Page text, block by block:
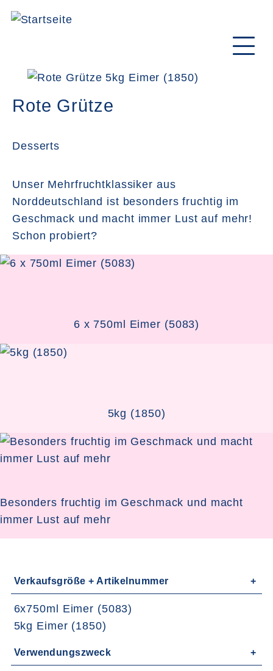
Inhalt
Rote Grütze
Desserts
Unser Mehrfruchtklassiker aus
Norddeutschland ist besonders fruchtig im
Geschmack und macht immer Lust auf mehr!
Schon probiert?
6 x 750ml Eimer (5083)
5kg (1850)
Besonders fruchtig im Geschmack und macht
immer Lust auf mehr
Verkaufsgröße + Artikelnummer
6x750ml Eimer (5083)
5kg Eimer (1850)
Verwendungszweck